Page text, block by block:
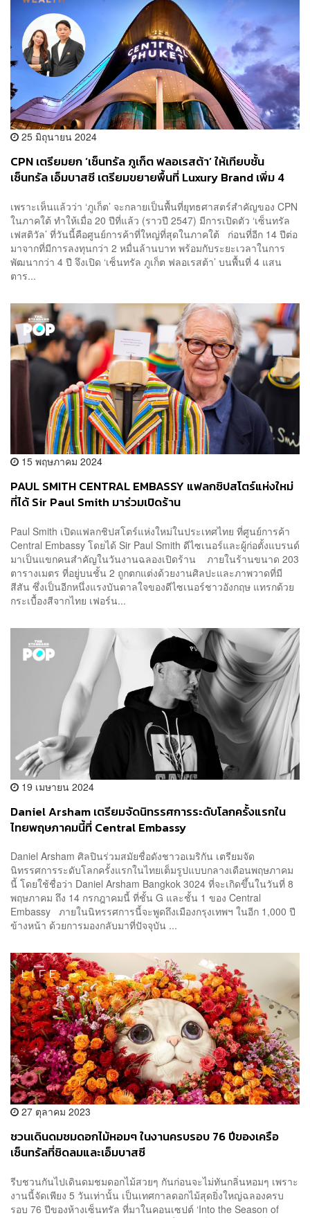
25 มิถุนายน 2024
CPN เตรียมยก ‘เซ็นทรัล ภูเก็ต ฟลอเรสต้า’ ให้เทียบชั้น
เซ็นทรัล เอ็มบาสซี เตรียมขยายพื้นที่ Luxury Brand เพิ่ม 4
เพราะเห็นแล้วว่า ‘ภูเก็ต’ จะกลายเป็นพื้นที่ยุทธศาสตร์สำคัญของ CPN
ในภาคใต้ ทำให้เมื่อ 20 ปีที่แล้ว (ราวปี 2547) มีการเปิดตัว ‘เซ็นทรัล
เฟสติวัล’ ที่วันนี้คือศูนย์การค้าที่ใหญ่ที่สุดในภาคใต้ ก่อนที่อีก 14 ปีต่อ
มาจากที่มีการลงทุนกว่า 2 หมื่นล้านบาท พร้อมกับระยะเวลาในการ
พัฒนากว่า 4 ปี จึงเปิด ‘เซ็นทรัล ภูเก็ต ฟลอเรสต้า’ บนพื้นที่ 4 แสน
ตาร...
15 พฤษภาคม 2024
PAUL SMITH CENTRAL EMBASSY แฟลกชิปสโตร์แห่งใหม่
ที่ได้ Sir Paul Smith มาร่วมเปิดร้าน
Paul Smith เปิดแฟลกชิปสโตร์แห่งใหม่ในประเทศไทย ที่ศูนย์การค้า
Central Embassy โดยได้ Sir Paul Smith ดีไซเนอร์และผู้ก่อตั้งแบรนด์
มาเป็นแขกคนสำคัญในวันงานฉลองเปิดร้าน ภายในร้านขนาด 203
ตารางเมตร ที่อยู่บนชั้น 2 ถูกตกแต่งด้วยงานศิลปะและภาพวาดที่มี
สีสัน ซึ่งเป็นอีกหนึ่งแรงบันดาลใจของดีไซเนอร์ชาวอังกฤษ แทรกด้วย
กระเบื้องสีจากไทย เฟอร์น...
19 เมษายน 2024
Daniel Arsham เตรียมจัดนิทรรศการระดับโลกครั้งแรกใน
ไทยพฤษภาคมนี้ที่ Central Embassy
Daniel Arsham ศิลปินร่วมสมัยชื่อดังชาวอเมริกัน เตรียมจัด
นิทรรศการระดับโลกครั้งแรกในไทยเต็มรูปแบบกลางเดือนพฤษภาคม
นี้ โดยใช้ชื่อว่า Daniel Arsham Bangkok 3024 ที่จะเกิดขึ้นในวันที่ 8
พฤษภาคม ถึง 14 กรกฎาคมนี้ ที่ชั้น G และชั้น 1 ของ Central
Embassy ภายในนิทรรศการนี้จะพูดถึงเมืองกรุงเทพฯ ในอีก 1,000 ปี
ข้างหน้า ด้วยการมองกลับมาที่ปัจจุบัน ...
27 ตุลาคม 2023
ชวนเดินดมชมดอกไม้หอมๆ ในงานครบรอบ 76 ปีของเครือ
เซ็นทรัลที่ชิดลมและเอ็มบาสซี
รีบชวนกันไปเดินดมชมดอกไม้สวยๆ กันก่อนจะไม่ทันกลิ่นหอมๆ เพราะ
งานนี้จัดเพียง 5 วันเท่านั้น เป็นเทศกาลดอกไม้สุดยิ่งใหญ่ฉลองครบ
รอบ 76 ปีของห้างเซ็นทรัล ที่มาในคอนเซปต์ ‘Into the Season of